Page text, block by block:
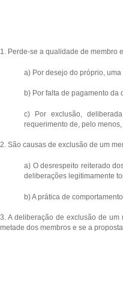
1. Perde-se a qualidade de membro
a) Por desejo do próprio,
b) Por falta de pagamento da
c) Por exclusão,
requerimento de, pelo menos,
2. São causas de exclusão de um
a) O desrespeito reiterado
deliberações legitimamente
b) A prática de
3. A deliberação de exclusão de
metade dos membros e se a